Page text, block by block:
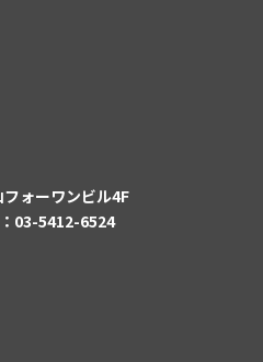
ォーワンビル4F
03-5412-6524